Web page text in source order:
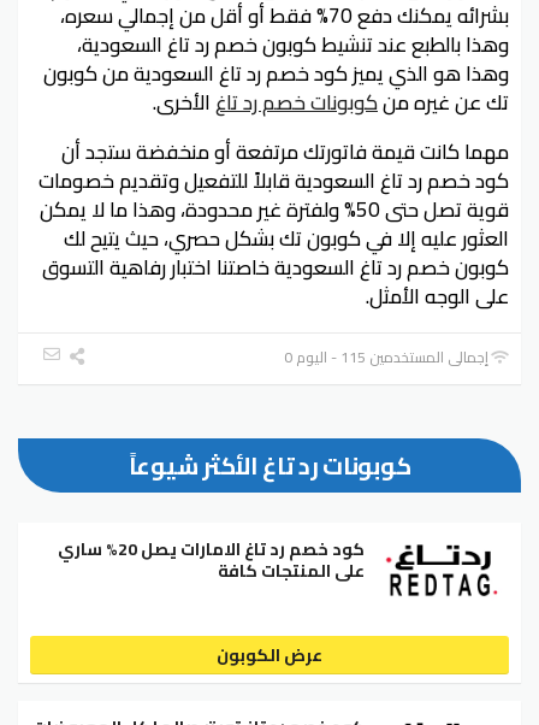
بشرائه يمكنك دفع 70% فقط أو أقل من إجمالي سعره،
وهذا بالطبع عند تنشيط كوبون خصم رد تاغ السعودية،
وهذا هو الذي يميز كود خصم رد تاغ السعودية من كوبون
تك عن غيره منكوبونات خصم رد تاغالأخرى.
مهما كانت قيمة فاتورتك مرتفعة أو منخفضة ستجد أن
كود خصم رد تاغ السعودية قابلاً للتفعيل وتقديم خصومات
قوية تصل حتى 50% ولفترة غير محدودة، وهذا ما لا يمكن
العثور عليه إلا في كوبون تك بشكل حصري، حيث يتيح لك
كوبون خصم رد تاغ السعودية خاصتنا اختبار رفاهية التسوق
على الوجه الأمثل.
إجمالي المستخدمين 115 - اليوم 0
كوبونات رد تاغ الأكثر شيوعاً
كود خصم رد تاغ الامارات يصل 20% ساري
على المنتجات كافة
عرض الكوبون